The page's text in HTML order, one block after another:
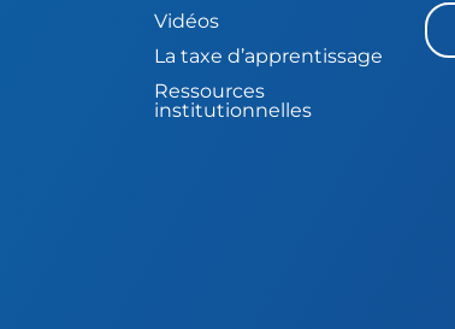
Vidéos
La taxe d’apprentissage
Ressources
institutionnelles